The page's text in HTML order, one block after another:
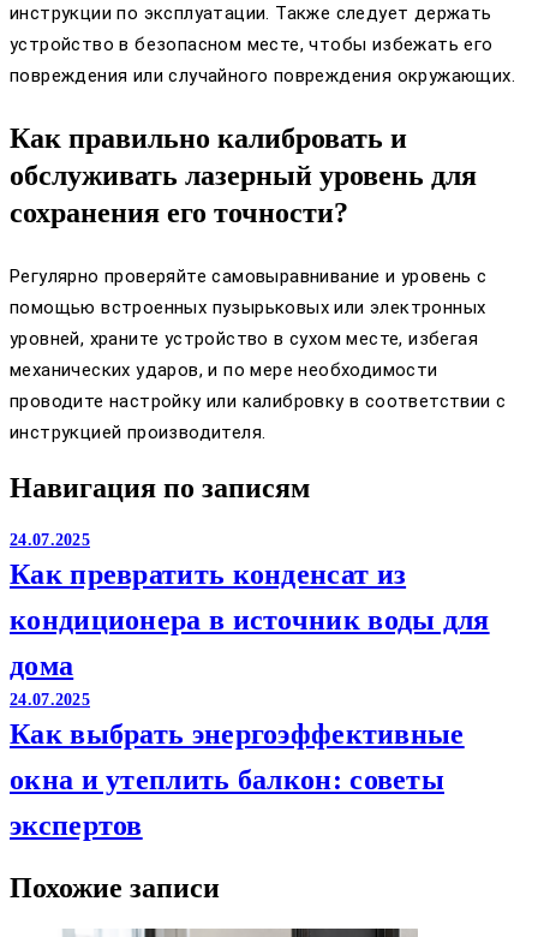
инструкции по эксплуатации. Также следует держать
устройство в безопасном месте, чтобы избежать его
повреждения или случайного повреждения окружающих.
Как правильно калибровать и
обслуживать лазерный уровень для
сохранения его точности?
Регулярно проверяйте самовыравнивание и уровень с
помощью встроенных пузырьковых или электронных
уровней, храните устройство в сухом месте, избегая
механических ударов, и по мере необходимости
проводите настройку или калибровку в соответствии с
инструкцией производителя.
Навигация по записям
24.07.2025
Как превратить конденсат из
кондиционера в источник воды для
дома
24.07.2025
Как выбрать энергоэффективные
окна и утеплить балкон: советы
экспертов
Похожие записи